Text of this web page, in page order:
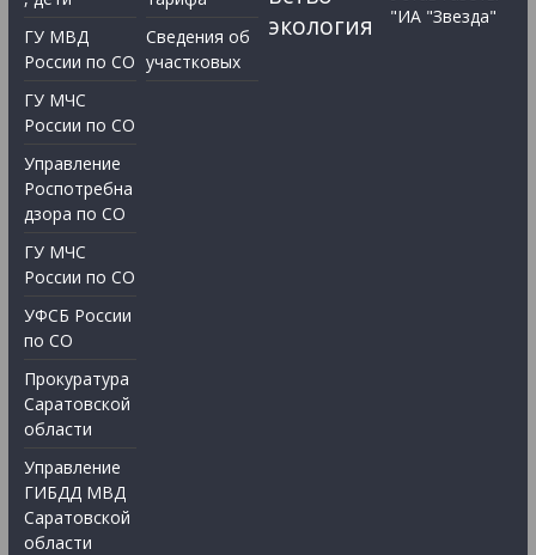
ГУ МВД
России по СО
ГУ МЧС
России по СО
Управление
Роспотребна
дзора по СО
ГУ МЧС
России по СО
УФСБ России
по СО
Прокуратура
Саратовской
области
Управление
ГИБДД МВД
Саратовской
области
Сведения об
участковых
экология
"ИА "Звезда"